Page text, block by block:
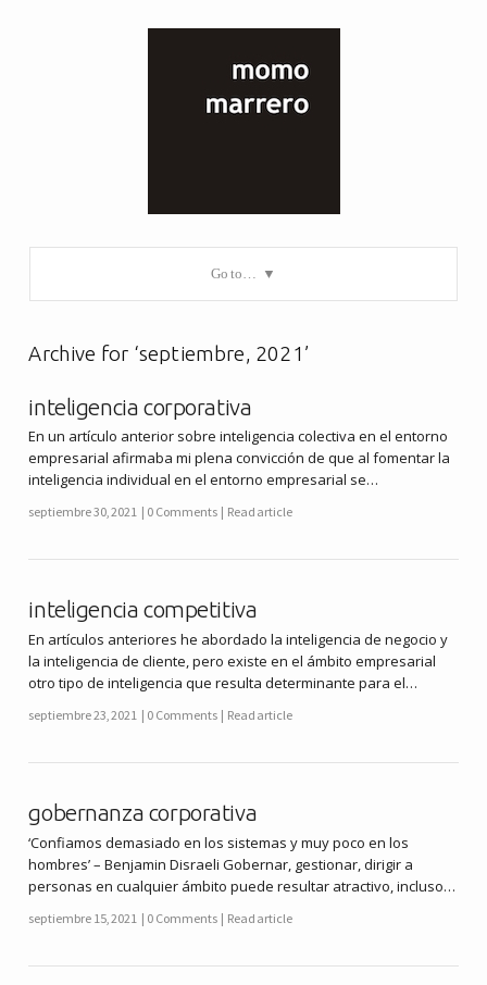
Go to…
Archive for ‘septiembre, 2021’
inteligencia corporativa
En un artículo anterior sobre inteligencia colectiva en el entorno
empresarial afirmaba mi plena convicción de que al fomentar la
inteligencia individual en el entorno empresarial se…
septiembre 30, 2021 0 Comments Read article
inteligencia competitiva
En artículos anteriores he abordado la inteligencia de negocio y
la inteligencia de cliente, pero existe en el ámbito empresarial
otro tipo de inteligencia que resulta determinante para el…
septiembre 23, 2021 0 Comments Read article
gobernanza corporativa
‘Confiamos demasiado en los sistemas y muy poco en los
hombres’ – Benjamin Disraeli Gobernar, gestionar, dirigir a
personas en cualquier ámbito puede resultar atractivo, incluso…
septiembre 15, 2021 0 Comments Read article